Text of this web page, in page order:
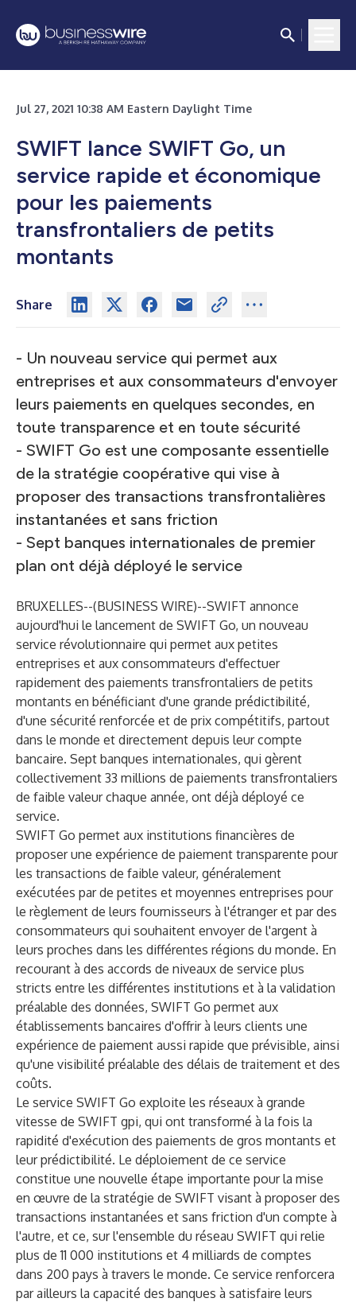
Jul 27, 2021 10:38 AM Eastern Daylight Time
SWIFT lance SWIFT Go, un
service rapide et économique
pour les paiements
transfrontaliers de petits
montants
Share
- Un nouveau service qui permet aux
entreprises et aux consommateurs d'envoyer
leurs paiements en quelques secondes, en
toute transparence et en toute sécurité
- SWIFT Go est une composante essentielle
de la stratégie coopérative qui vise à
proposer des transactions transfrontalières
instantanées et sans friction
- Sept banques internationales de premier
plan ont déjà déployé le service
BRUXELLES--(BUSINESS WIRE)--SWIFT annonce
aujourd'hui le lancement de SWIFT Go, un nouveau
service révolutionnaire qui permet aux petites
entreprises et aux consommateurs d'effectuer
rapidement des paiements transfrontaliers de petits
montants en bénéficiant d'une grande prédictibilité,
d'une sécurité renforcée et de prix compétitifs, partout
dans le monde et directement depuis leur compte
bancaire. Sept banques internationales, qui gèrent
collectivement 33 millions de paiements transfrontaliers
de faible valeur chaque année, ont déjà déployé ce
service.
SWIFT Go permet aux institutions financières de
proposer une expérience de paiement transparente pour
les transactions de faible valeur, généralement
exécutées par de petites et moyennes entreprises pour
le règlement de leurs fournisseurs à l'étranger et par des
consommateurs qui souhaitent envoyer de l'argent à
leurs proches dans les différentes régions du monde. En
recourant à des accords de niveaux de service plus
stricts entre les différentes institutions et à la validation
préalable des données, SWIFT Go permet aux
établissements bancaires d'offrir à leurs clients une
expérience de paiement aussi rapide que prévisible, ainsi
qu'une visibilité préalable des délais de traitement et des
coûts.
Le service SWIFT Go exploite les réseaux à grande
vitesse de SWIFT gpi, qui ont transformé à la fois la
rapidité d'exécution des paiements de gros montants et
leur prédictibilité. Le déploiement de ce service
constitue une nouvelle étape importante pour la mise
en œuvre de la stratégie de SWIFT visant à proposer des
transactions instantanées et sans friction d'un compte à
l'autre, et ce, sur l'ensemble du réseau SWIFT qui relie
plus de 11 000 institutions et 4 milliards de comptes
dans 200 pays à travers le monde. Ce service renforcera
par ailleurs la capacité des banques à satisfaire leurs